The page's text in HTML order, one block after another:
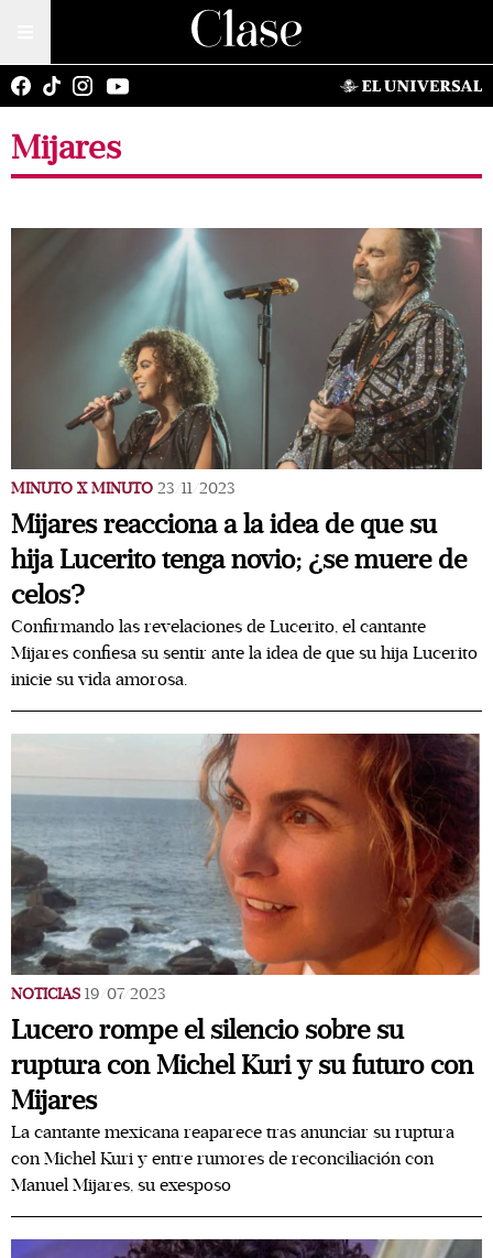
Mijares
MINUTO X MINUTO 23/11/2023
Mijares reacciona a la idea de que su
hija Lucerito tenga novio; ¿se muere de
celos?
Confirmando las revelaciones de Lucerito, el cantante
Mijares confiesa su sentir ante la idea de que su hija Lucerito
inicie su vida amorosa.
NOTICIAS 19/07/2023
Lucero rompe el silencio sobre su
ruptura con Michel Kuri y su futuro con
Mijares
La cantante mexicana reaparece tras anunciar su ruptura
con Michel Kuri y entre rumores de reconciliación con
Manuel Mijares, su exesposo